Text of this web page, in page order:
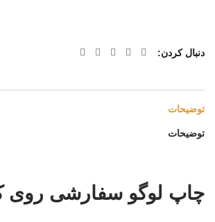
دنبال کردن
توضیحات
توضیحات
چاپ لوگو سفارشی روی